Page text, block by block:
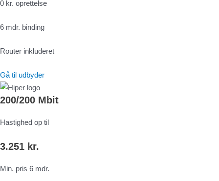
0 kr. oprettelse
6 mdr. binding
Router inkluderet
Gå til udbyder
200/200 Mbit
Hastighed op til
3.251 kr.
Min. pris 6 mdr.